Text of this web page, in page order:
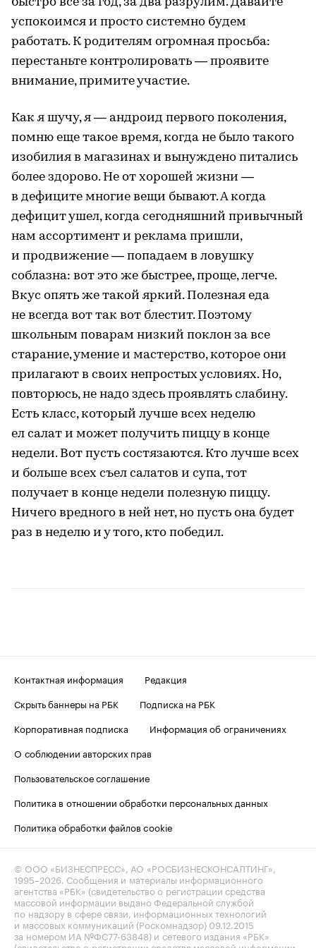
успокоимся и просто системно будем
работать. К родителям огромная просьба:
перестаньте контролировать — проявите
внимание, примите участие.
Как я шучу, я — андроид первого поколения,
помню еще такое время, когда не было такого
изобилия в магазинах и вынуждено питались
более здорово. Не от хорошей жизни —
в дефиците многие вещи бывают. А когда
дефицит ушел, когда сегодняшний привычный
нам ассортимент и реклама пришли,
и продвижение — попадаем в ловушку
соблазна: вот это же быстрее, проще, легче.
Вкус опять же такой яркий. Полезная еда
не всегда вот так вот блестит. Поэтому
школьным поварам низкий поклон за все
старание, умение и мастерство, которое они
прилагают в своих непростых условиях. Но,
повторюсь, не надо здесь проявлять слабину.
Есть класс, который лучше всех неделю
ел салат и может получить пиццу в конце
недели. Вот пусть состязаются. Кто лучше всех
и больше всех съел салатов и супа, тот
получает в конце недели полезную пиццу.
Ничего вредного в ней нет, но пусть она будет
раз в неделю и у того, кто победил.
Контактная информация
Редакция
Скрыть баннеры на РБК
Подписка на РБК
Корпоративная подписка
Информация об ограничениях
О соблюдении авторских прав
Пользовательское соглашение
Политика в отношении обработки персональных данных
Политика обработки файлов cookie
© ООО «БИЗНЕСПРЕСС», АО «РОСБИЗНЕСКОНСАЛТИНГ»,
1995–2026 . Сообщения и материалы информационного
агентства «РБК» (свидетельство о регистрации средства
массовой информации выдано Федеральной службой
по надзору в сфере связи, информационных технологий
и массовых коммуникаций (Роскомнадзор) 09.12.2015
за номером ИА №ФС77-63848) и сетевого издания «РБК»